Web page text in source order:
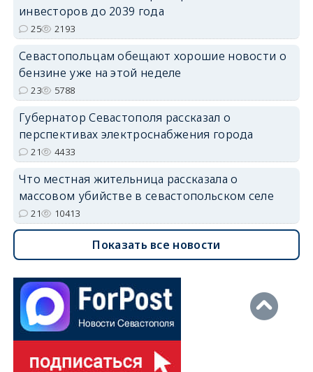
инвесторов до 2039 года
25 2193
Севастопольцам обещают хорошие новости о
бензине уже на этой неделе
23 5788
Губернатор Севастополя рассказал о
перспективах электроснабжения города
21 4433
Что местная жительница рассказала о
массовом убийстве в севастопольском селе
21 10413
Показать все новости